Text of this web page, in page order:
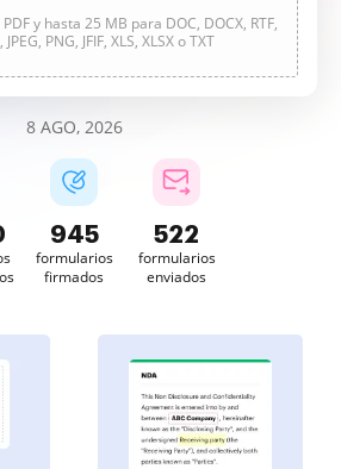
y hasta 25 MB para DOC, DOCX, RTF,
JPEG, PNG, JFIF, XLS, XLSX o TXT
8 AGO, 2026
946
formularios
firmados
522
formularios
enviados